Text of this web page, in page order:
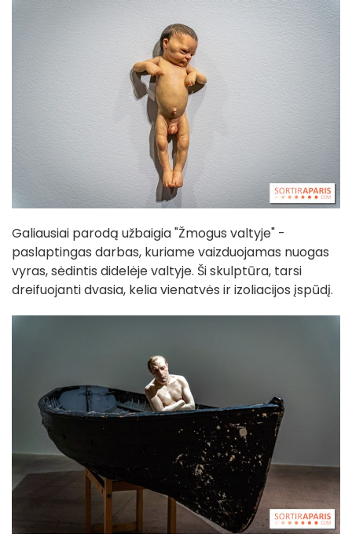
Galiausiai parodą užbaigia "Žmogus valtyje" -
paslaptingas darbas, kuriame vaizduojamas nuogas
vyras, sėdintis didelėje valtyje. Ši skulptūra, tarsi
dreifuojanti dvasia, kelia vienatvės ir izoliacijos įspūdį.